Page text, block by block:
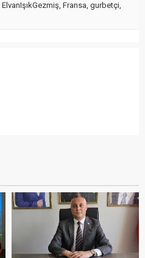
ElvanIşıkGezmiş, Fransa, gurbetçi,